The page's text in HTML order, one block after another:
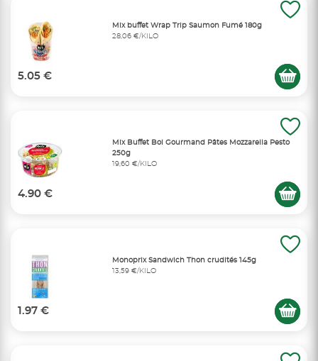
Mix buffet Wrap Trip Saumon Fumé 180g
28,06 €/KILO
5.05 €
Mix Buffet Bol Gourmand Pâtes Mozzarella Pesto
250g
19,60 €/KILO
4.90 €
Monoprix Sandwich Thon crudités 145g
13,59 €/KILO
1.97 €